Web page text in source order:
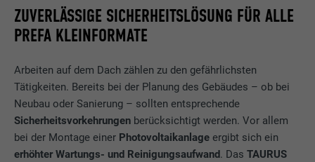
ZUVERLÄSSIGE SICHERHEITSLÖSUNG FÜR ALLE
PREFA KLEINFORMATE
Arbeiten auf dem Dach zählen zu den gefährlichsten
Tätigkeiten. Bereits bei der Planung des Gebäudes – ob bei
Neubau oder Sanierung – sollten entsprechende
Sicherheitsvorkehrungen berücksichtigt werden. Vor allem
bei der Montage einer Photovoltaikanlage ergibt sich ein
erhöhter Wartungs- und Reinigungsaufwand. DasTAURUS